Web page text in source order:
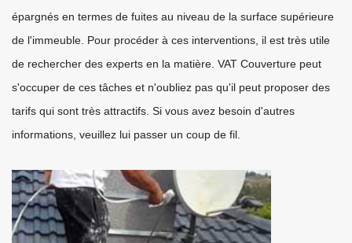
épargnés en termes de fuites au niveau de la surface supérieure
de l'immeuble. Pour procéder à ces interventions, il est très utile
de rechercher des experts en la matière. VAT Couverture peut
s'occuper de ces tâches et n'oubliez pas qu'il peut proposer des
tarifs qui sont très attractifs. Si vous avez besoin d'autres
informations, veuillez lui passer un coup de fil.